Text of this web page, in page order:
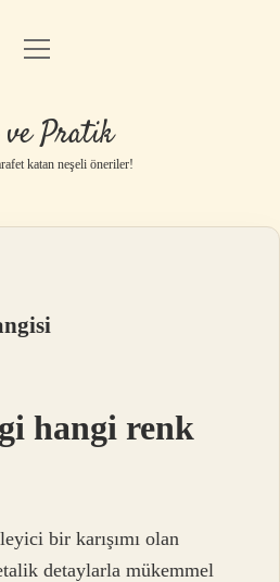
Anasayfa
Uyarı
menüyü
ve Pratik
katan neşeli öneriler!
hangi renk
bir karışımı olan
detaylarla mükemmel